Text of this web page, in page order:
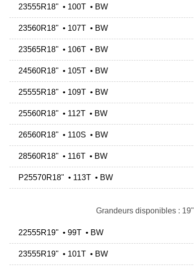
23555R18" • 100T • BW
23560R18" • 107T • BW
23565R18" • 106T • BW
24560R18" • 105T • BW
25555R18" • 109T • BW
25560R18" • 112T • BW
26560R18" • 110S • BW
28560R18" • 116T • BW
P25570R18" • 113T • BW
Grandeurs disponibles : 19"
22555R19" • 99T • BW
23555R19" • 101T • BW